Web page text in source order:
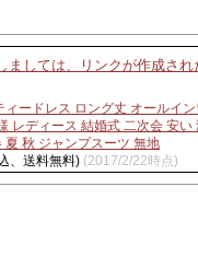
ィードレス ロング丈 オールイ
レディース 結婚式 二次会 安
夏 秋 ジャンプスーツ 無地
、送料無料) (2017/2/22時点)